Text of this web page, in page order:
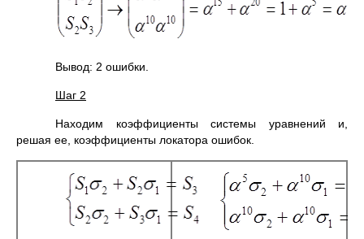
Вывод: 2 ошибки.
Шаг 2
Находим коэффициенты системы уравнений и,
решая ее, коэффициенты локатора ошибок.